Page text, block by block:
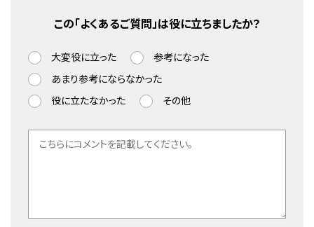
この「よくあるご質問」は役に立ちましたか？
大変役に立った
参考になった
あまり参考にならなかった
役に立たなかった
その他